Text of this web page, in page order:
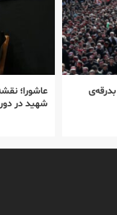
عاشورا؛
شهید در